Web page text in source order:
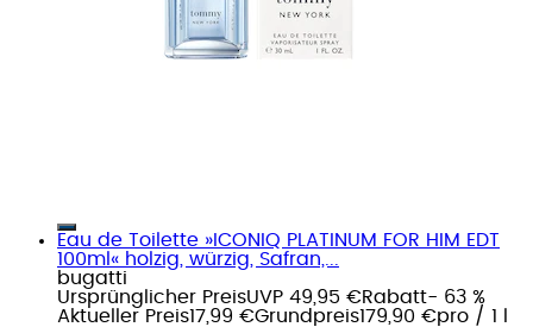
Eau de Toilette »ICONIQ PLATINUM FOR HIM EDT
100ml« holzig, würzig, Safran,...
bugatti
Ursprünglicher PreisUVP 49,95 €Rabatt- 63 %
Aktueller Preis17,99 €Grundpreis179,90 €pro / 1 l